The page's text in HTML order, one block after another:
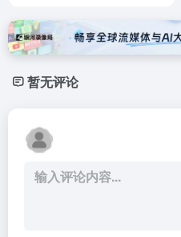
暂无评论